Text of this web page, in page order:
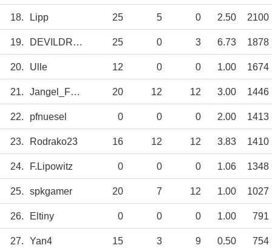
18. Lipp 25 5 0 2.50 2100
19. DEVILDRIVER 25 0 3 6.73 1878
20. Ulle 12 0 0 1.00 1674
21. Jangel_Fdez 20 12 12 3.00 1446
22. pfnuesel 0 0 0 2.00 1413
23. Rodrako23 16 12 12 3.83 1410
24. F.Lipowitz 0 0 0 1.06 1348
25. spkgamer 20 7 12 1.00 1027
26. Eltiny 0 0 0 1.00 791
27. Yan4 15 3 9 0.50 754